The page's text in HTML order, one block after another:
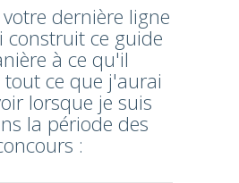
votre dernière ligne
construit ce guide
à ce qu'il
ce que j'aurai
lorsque je suis
la période des
: